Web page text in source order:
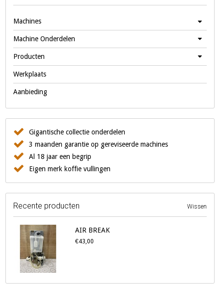
Machines
Machine Onderdelen
Producten
Werkplaats
Aanbieding
Gigantische collectie onderdelen
3 maanden garantie op gereviseerde machines
Al 18 jaar een begrip
Eigen merk koffie vullingen
Recente producten Wissen
AIR BREAK
€43,00